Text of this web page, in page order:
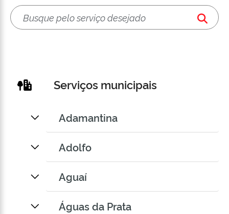
Serviços municipais
Adamantina
Adolfo
Aguaí
Águas da Prata